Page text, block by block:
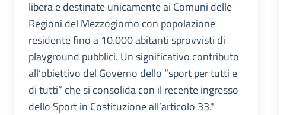
libera e destinate unicamente ai Comuni delle
Regioni del Mezzogiorno con popolazione
residente fino a 10.000 abitanti sprovvisti di
playground pubblici. Un significativo contributo
all’obiettivo del Governo dello “sport per tutti e
di tutti” che si consolida con il recente ingresso
dello Sport in Costituzione all’articolo 33."